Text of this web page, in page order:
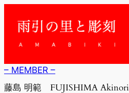
ッ
プ
– MEMBER –
藤島 明範 FUJISHIMA Akinori